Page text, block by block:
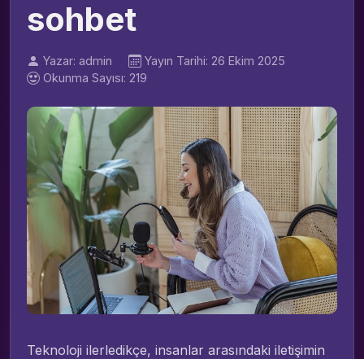
sohbet
Yazar: admin
Yayın Tarihi: 26 Ekim 2025
Okunma Sayısı: 219
Teknoloji ilerledikçe, insanlar arasındaki iletişimin